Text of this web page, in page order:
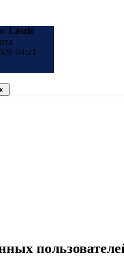
László
04:21